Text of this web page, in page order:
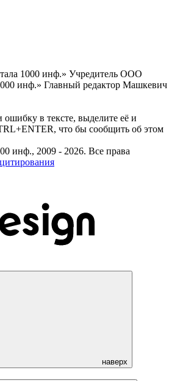
1000 инф.» Учредитель ООО
инф.» Главный редактор Машкевич
в тексте, выделите её и
что бы сообщить об этом
инф., 2009 - 2026. Все права
наверх